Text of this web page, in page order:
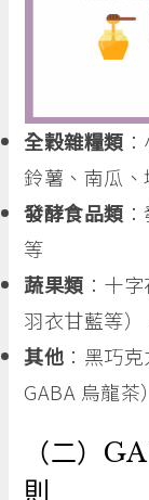
全穀雜糧類
鈴薯、南瓜
發酵食品類
等
蔬果類 ：十
羽衣甘藍等
其他 ：黑巧
GABA 烏龍茶
（二）
則